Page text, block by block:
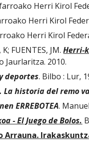
Herri Kirol
Herri Kirol
Herri Kirol
FUENTES, JM. Herri-
Jaurlaritza. 2010.
deportes. Bilbo : Lur,
La historia del remo
ERREBOTEA.
- El Juego de Bolos.
Arrauna.